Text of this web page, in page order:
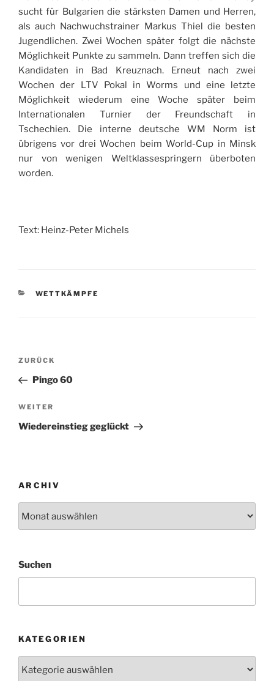
sucht für Bulgarien die stärksten Damen und Herren,
als auch Nachwuchstrainer Markus Thiel die besten
Jugendlichen. Zwei Wochen später folgt die nächste
Möglichkeit Punkte zu sammeln. Dann treffen sich die
Kandidaten in Bad Kreuznach. Erneut nach zwei
Wochen der LTV Pokal in Worms und eine letzte
Möglichkeit wiederum eine Woche später beim
Internationalen Turnier der Freundschaft in
Tschechien. Die interne deutsche WM Norm ist
übrigens vor drei Wochen beim World-Cup in Minsk
nur von wenigen Weltklassespringern überboten
worden.
Text: Heinz-Peter Michels
KATEGORIEN
WETTKÄMPFE
Beitragsnavigation
Vorheriger
Beitrag
ZURÜCK
Pingo 60
Nächster
Beitrag
WEITER
Wiedereinstieg geglückt
ARCHIV
Suchen
KATEGORIEN